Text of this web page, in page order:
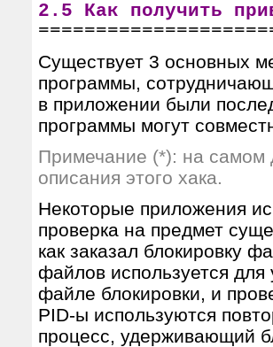
2.5 Как получить
Существует 3 основных
программы,
в приложении были
программы могут
Примечание (*): на самом
описания этого хака.
Некоторые приложения
проверка на предмет
как заказал блокировку
файлов используется
файле блокировки, и
PID-ы используются
процесс, удерживающий